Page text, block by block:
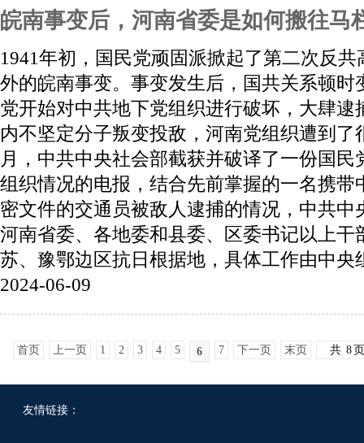
皖南事变后，河南省委是如何搬往马
1941年初，国民党顽固派掀起了第二次反
外的皖南事变。事变发生后，国共关系顿时
党开始对中共地下党组织进行破坏，大肆逮
内不坚定分子叛变投敌，河南党组织遭到了
月，中共中央社会部截获并破译了一份国民
组织情况的电报，结合先前掌握的一名携带
密文件的交通员被敌人逮捕的情况，中共中
河南省委、各地委和县委、区委书记以上干
苏、豫鄂边区抗日根据地，具体工作由中央
2024-06-09
首页 上一页 1 2 3 4 5 6 7 下一页 末页 共 8页
友情链接：